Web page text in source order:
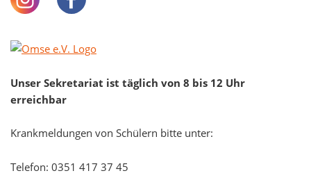
Unser Sekretariat ist täglich von 8 bis 12 Uhr
erreichbar
Krankmeldungen von Schülern bitte unter:
Telefon: 0351 417 37 45